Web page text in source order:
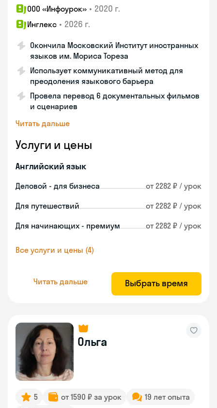
ООО «Инфоурок» • 2020 г.
Инглекс • 2026 г.
Окончила Московский Институт иностранных
языков им. Мориса Тореза
Использует коммуникативный метод для
преодоления языкового барьера
Провела перевод 6 документальных фильмов
и сценариев
Читать дальше
Услуги и цены
Английский язык
Деловой - для бизнеса от 2282 ₽ / урок
Для путешествий от 2282 ₽ / урок
Для начинающих - премиум от 2282 ₽ / урок
Все услуги и цены (4)
Читать дальше Выбрать время
Ольга
5 от 1590 ₽ за урок
19 лет опыта